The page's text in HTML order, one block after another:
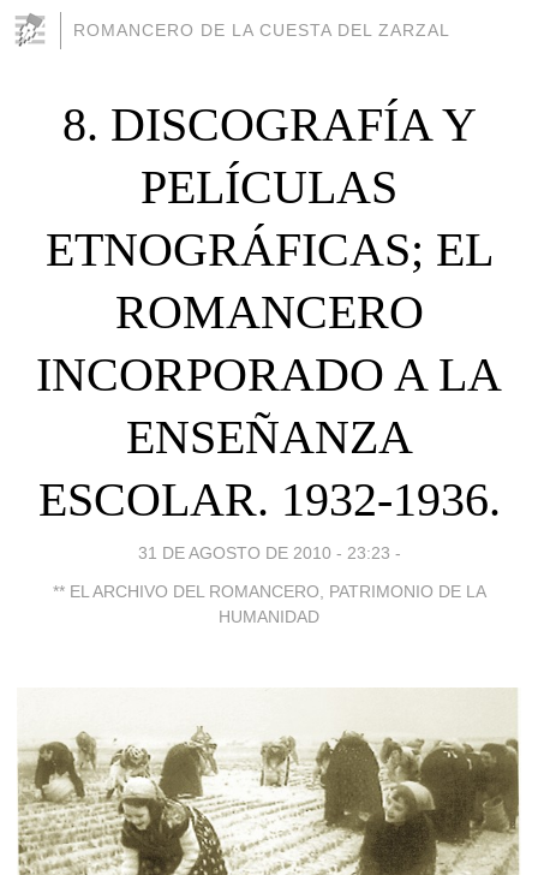
ROMANCERO DE LA CUESTA DEL ZARZAL
8. DISCOGRAFÍA Y
PELÍCULAS
ETNOGRÁFICAS; EL
ROMANCERO
INCORPORADO A LA
ENSEÑANZA
ESCOLAR. 1932-1936.
31 DE AGOSTO DE 2010 - 23:23 -
** EL ARCHIVO DEL ROMANCERO, PATRIMONIO DE LA
HUMANIDAD